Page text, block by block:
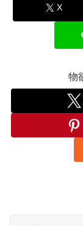
X
物